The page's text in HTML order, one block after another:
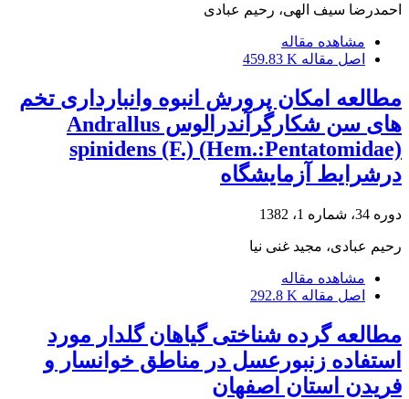
احمدرضا سیف الهی، رحیم عبادی
مشاهده مقاله
اصل مقاله 459.83 K
مطالعه امکان پرورش انبوه وانبارداری تخم
های سن شکارگرآندرالوس Andrallus
spinidens (F.) (Hem.:Pentatomidae)
درشرایط آزمایشگاه
دوره 34، شماره 1، 1382
رحیم عبادی، مجید غنی نیا
مشاهده مقاله
اصل مقاله 292.8 K
مطالعه گرده شناختی گیاهان گلدار مورد
استفاده زنبورعسل در مناطق خوانسار و
فریدن استان اصفهان